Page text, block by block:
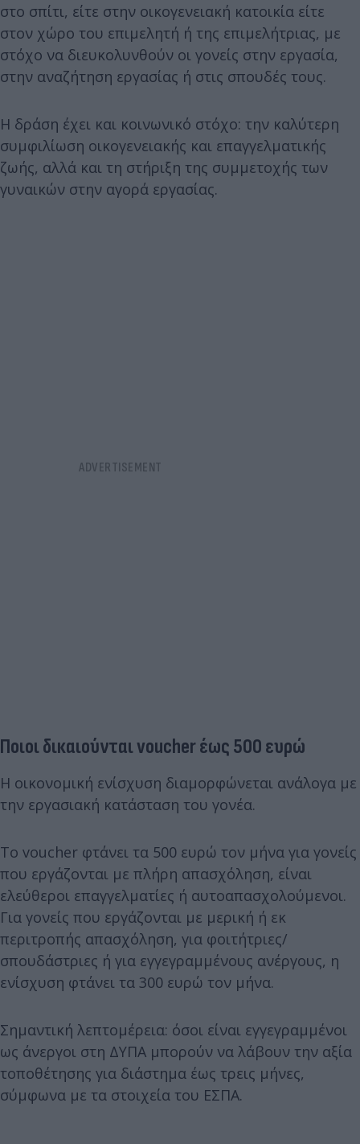
στο σπίτι, είτε στην οικογενειακή κατοικία είτε
στον χώρο του επιμελητή ή της επιμελήτριας, με
στόχο να διευκολυνθούν οι γονείς στην εργασία,
στην αναζήτηση εργασίας ή στις σπουδές τους.
Η δράση έχει και κοινωνικό στόχο: την καλύτερη
συμφιλίωση οικογενειακής και επαγγελματικής
ζωής, αλλά και τη στήριξη της συμμετοχής των
γυναικών στην αγορά εργασίας.
Ποιοι δικαιούνται voucher έως 500 ευρώ
Η οικονομική ενίσχυση διαμορφώνεται ανάλογα με
την εργασιακή κατάσταση του γονέα.
Το voucher φτάνει τα 500 ευρώ τον μήνα για γονείς
που εργάζονται με πλήρη απασχόληση, είναι
ελεύθεροι επαγγελματίες ή αυτοαπασχολούμενοι.
Για γονείς που εργάζονται με μερική ή εκ
περιτροπής απασχόληση, για φοιτήτριες/
σπουδάστριες ή για εγγεγραμμένους ανέργους, η
ενίσχυση φτάνει τα 300 ευρώ τον μήνα.
Σημαντική λεπτομέρεια: όσοι είναι εγγεγραμμένοι
ως άνεργοι στη ΔΥΠΑ μπορούν να λάβουν την αξία
τοποθέτησης για διάστημα έως τρεις μήνες,
σύμφωνα με τα στοιχεία του ΕΣΠΑ.